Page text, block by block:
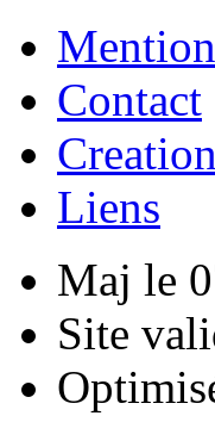
Contact
Liens
Maj le
Site